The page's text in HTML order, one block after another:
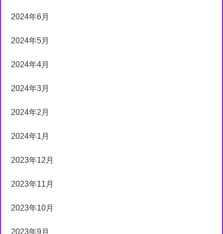
2024年6月
2024年5月
2024年4月
2024年3月
2024年2月
2024年1月
2023年12月
2023年11月
2023年10月
2023年9月